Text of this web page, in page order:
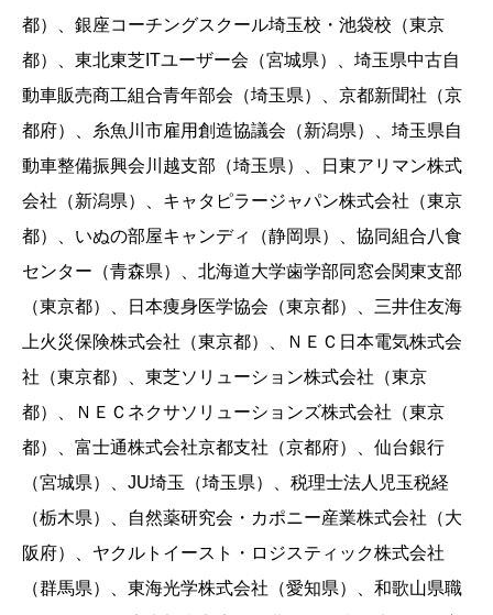
都）、銀座コーチングスクール埼玉校・池袋校（東京
都）、東北東芝ITユーザー会（宮城県）、埼玉県中古自
動車販売商工組合青年部会（埼玉県）、京都新聞社（京
都府）、糸魚川市雇用創造協議会（新潟県）、埼玉県自
動車整備振興会川越支部（埼玉県）、日東アリマン株式
会社（新潟県）、キャタピラージャパン株式会社（東京
都）、いぬの部屋キャンディ（静岡県）、協同組合八食
センター（青森県）、北海道大学歯学部同窓会関東支部
（東京都）、日本痩身医学協会（東京都）、三井住友海
上火災保険株式会社（東京都）、ＮＥＣ日本電気株式会
社（東京都）、東芝ソリューション株式会社（東京
都）、ＮＥＣネクサソリューションズ株式会社（東京
都）、富士通株式会社京都支社（京都府）、仙台銀行
（宮城県）、JU埼玉（埼玉県）、税理士法人児玉税経
（栃木県）、自然薬研究会・カポニー産業株式会社（大
阪府）、ヤクルトイースト・ロジスティック株式会社
（群馬県）、東海光学株式会社（愛知県）、和歌山県職